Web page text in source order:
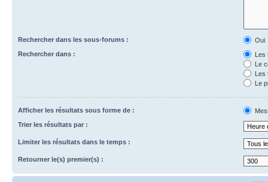
Rechercher dans les sous-forums :
Oui
Rechercher dans :
Les
Le
Les
Le
Afficher les résultats sous forme de :
Trier les résultats par :
Limiter les résultats dans le temps :
Retourner le(s) premier(s) :